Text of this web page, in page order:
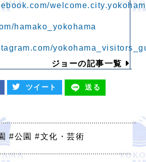
hamako_yokohama
ジョーの記事一覧
ツイート 送る
#公園
#文化・芸術